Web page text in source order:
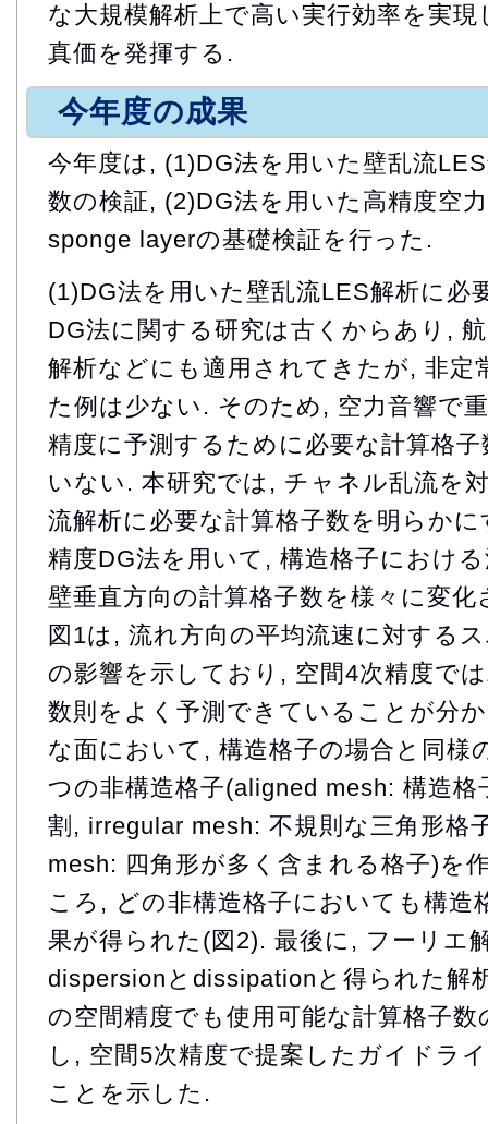
な大規模解析上で高い実行効率を実
真価を発揮する.
今年度の成果
今年度は, (1)DG法を用いた壁乱流
数の検証, (2)DG法を用いた高精度空
sponge layerの基礎検証を行った.
(1)DG法を用いた壁乱流LES解析に必
DG法に関する研究は古くからあり,
解析などにも適用されてきたが, 非定
た例は少ない. そのため, 空力音響で
精度に予測するために必要な計算格
いない. 本研究では, チャネル乱流を
流解析に必要な計算格子数を明らか
精度DG法を用いて, 構造格子におけ
壁垂直方向の計算格子数を様々に変
図1は, 流れ方向の平均流速に対する
の影響を示しており, 空間4次精度で
数則をよく予測できていることが分
な面において, 構造格子の場合と同様
つの非構造格子(aligned mesh: 構造格
割, irregular mesh: 不規則な三角形格
mesh: 四角形が多く含まれる格子)を
ころ, どの非構造格子においても構造
果が得られた(図2). 最後に, フーリエ
dispersionとdissipationと得られた解
の空間精度でも使用可能な計算格子
し, 空間5次精度で提案したガイドラ
ことを示した.